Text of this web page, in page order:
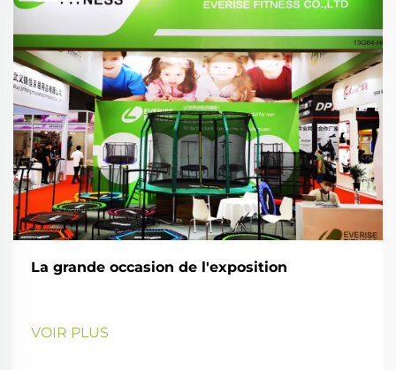
La grande occasion de l'exposition
VOIR PLUS